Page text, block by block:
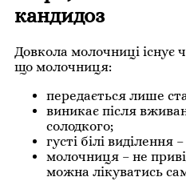
кандидоз
Довкола молочниці існує
що молочниця:
передається лише
виникає після
солодкого;
густі білі виділення
молочниця – не
можна лікуватись